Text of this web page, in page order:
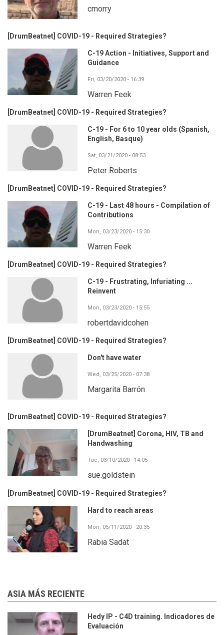
cmorry
[DrumBeatnet] COVID-19 - Required Strategies?
C-19 Action - Initiatives, Support and
Guidance
Fri, 03/20/2020 - 16:39
Warren Feek
[DrumBeatnet] COVID-19 - Required Strategies?
C-19 - For 6 to 10 year olds (Spanish,
English, Basque)
Sat, 03/21/2020 - 08:53
Peter Roberts
[DrumBeatnet] COVID-19 - Required Strategies?
C-19 - Last 48 hours - Compilation of
Contributions
Mon, 03/23/2020 - 15:30
Warren Feek
[DrumBeatnet] COVID-19 - Required Strategies?
C-19 - Frustrating, Infuriating ...
Reinvent
Mon, 03/23/2020 - 15:55
robertdavidcohen
[DrumBeatnet] COVID-19 - Required Strategies?
Don't have water
Wed, 03/25/2020 - 07:38
Margarita Barrón
[DrumBeatnet] COVID-19 - Required Strategies?
[DrumBeatnet] Corona, HIV, TB and
Handwashing
Tue, 03/10/2020 - 14:05
sue.goldstein
[DrumBeatnet] COVID-19 - Required Strategies?
Hard to reach areas
Mon, 05/11/2020 - 20:35
Rabia Sadat
ASIA MÁS RECIENTE
Hedy IP - C4D training. Indicadores de
Evaluación